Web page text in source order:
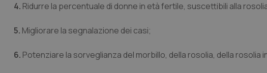
4. Ridurre la percentuale di donne in età fertile, suscettibili alla
5. Migliorare la segnalazione dei casi;
6. Potenziare la sorveglianza del morbillo, della rosolia, della rosolia